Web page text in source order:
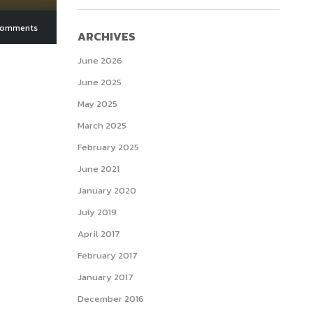
ARCHIVES
June 2026
June 2025
May 2025
March 2025
February 2025
June 2021
January 2020
July 2019
April 2017
February 2017
January 2017
December 2016